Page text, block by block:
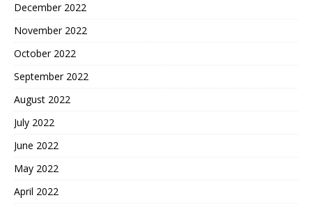
December 2022
November 2022
October 2022
September 2022
August 2022
July 2022
June 2022
May 2022
April 2022